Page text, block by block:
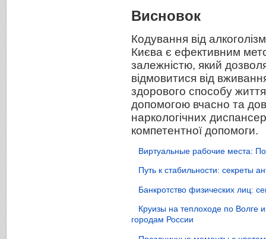
Висновок
Кодування від
Києва є ефективним
залежністю, який
відмовитися від
здорового способу
допомогою вчасно та
наркологічних
компетентної допомоги.
Виртуальные рабочие места:
Путь к стабильности: секреты
Банкротство физических лиц:
Круизы на теплоходе по Волге
городам России